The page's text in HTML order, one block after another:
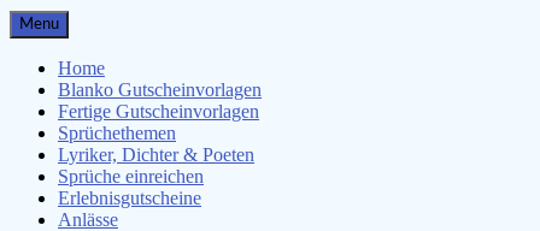
Gutscheinspruch.de
Gutscheinsprüche & Gutscheinvorlagen finden
Menu
Home
Blanko Gutscheinvorlagen
Fertige Gutscheinvorlagen
Sprüchethemen
Lyriker, Dichter & Poeten
Sprüche einreichen
Erlebnisgutscheine
Anlässe